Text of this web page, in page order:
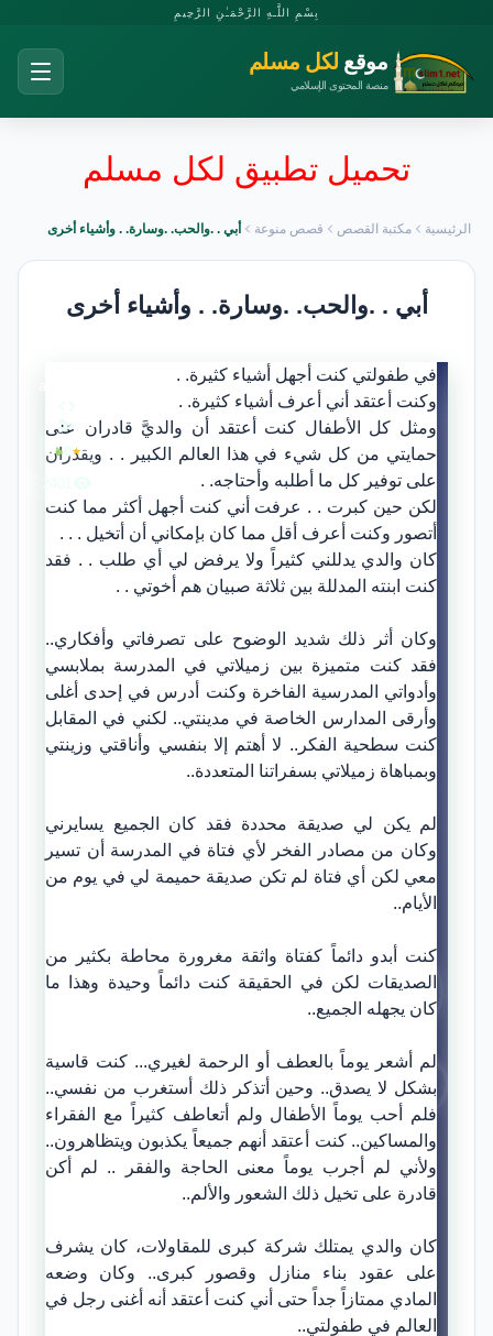
بِسْمِ اللَّـهِ الرَّحْمَـٰنِ الرَّحِيمِ
موقع لكل مسلم
منصة المحتوى الإسلامي
تحميل تطبيق لكل مسلم
الرئيسية مكتبة القصص قصص منوعة أبي . .والحب. .وسارة. . وأشياء أخرى
أبي . .والحب. .وسارة. . وأشياء أخرى
في طفولتي كنت أجهل أشياء كثيرة. .
وكنت أعتقد أني أعرف أشياء كثيرة. .
ومثل كل الأطفال كنت أعتقد أن والديَّ قادران على
حمايتي من كل شيء في هذا العالم الكبير . . ويقدران
على توفير كل ما أطلبه وأحتاجه. .
لكن حين كبرت . . عرفت أني كنت أجهل أكثر مما كنت
أتصور وكنت أعرف أقل مما كان بإمكاني أن أتخيل . . .
كان والدي يدللني كثيراً ولا يرفض لي أي طلب . . فقد
كنت ابنته المدللة بين ثلاثة صبيان هم أخوتي . .
وكان أثر ذلك شديد الوضوح على تصرفاتي وأفكاري..
فقد كنت متميزة بين زميلاتي في المدرسة بملابسي
وأدواتي المدرسية الفاخرة وكنت أدرس في إحدى أغلى
وأرقى المدارس الخاصة في مدينتي.. لكني في المقابل
كنت سطحية الفكر.. لا أهتم إلا بنفسي وأناقتي وزينتي
وبمباهاة زميلاتي بسفراتنا المتعددة..
لم يكن لي صديقة محددة فقد كان الجميع يسايرني
وكان من مصادر الفخر لأي فتاة في المدرسة أن تسير
معي لكن أي فتاة لم تكن صديقة حميمة لي في يوم من
الأيام..
كنت أبدو دائماً كفتاة واثقة مغرورة محاطة بكثير من
الصديقات لكن في الحقيقة كنت دائماً وحيدة وهذا ما
كان يجهله الجميع..
لم أشعر يوماً بالعطف أو الرحمة لغيري... كنت قاسية
بشكل لا يصدق.. وحين أتذكر ذلك أستغرب من نفسي..
فلم أحب يوماً الأطفال ولم أتعاطف كثيراً مع الفقراء
والمساكين.. كنت أعتقد أنهم جميعاً يكذبون ويتظاهرون..
ولأني لم أجرب يوماً معنى الحاجة والفقر .. لم أكن
قادرة على تخيل ذلك الشعور والألم..
كان والدي يمتلك شركة كبرى للمقاولات، كان يشرف
على عقود بناء منازل وقصور كبرى.. وكان وضعه
المادي ممتازاً جداً حتى أني كنت أعتقد أنه أغنى رجل في
العالم في طفولتي..
0